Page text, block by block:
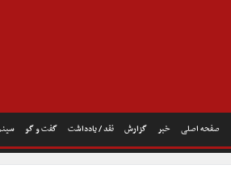
صفحه اصلی خبر گزارش نقد / یادداشت گفت و گو